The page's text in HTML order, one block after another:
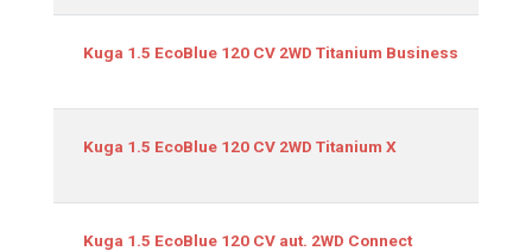
Kuga 1.5 EcoBlue 120 CV 2WD Titanium Business
Kuga 1.5 EcoBlue 120 CV 2WD Titanium X
Kuga 1.5 EcoBlue 120 CV aut. 2WD Connect